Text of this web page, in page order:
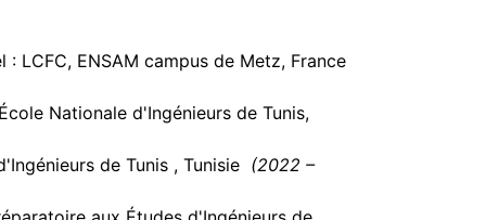
LCFC, ENSAM campus de Metz, France
Nationale d'Ingénieurs de Tunis,
de Tunis , Tunisie (2022 –